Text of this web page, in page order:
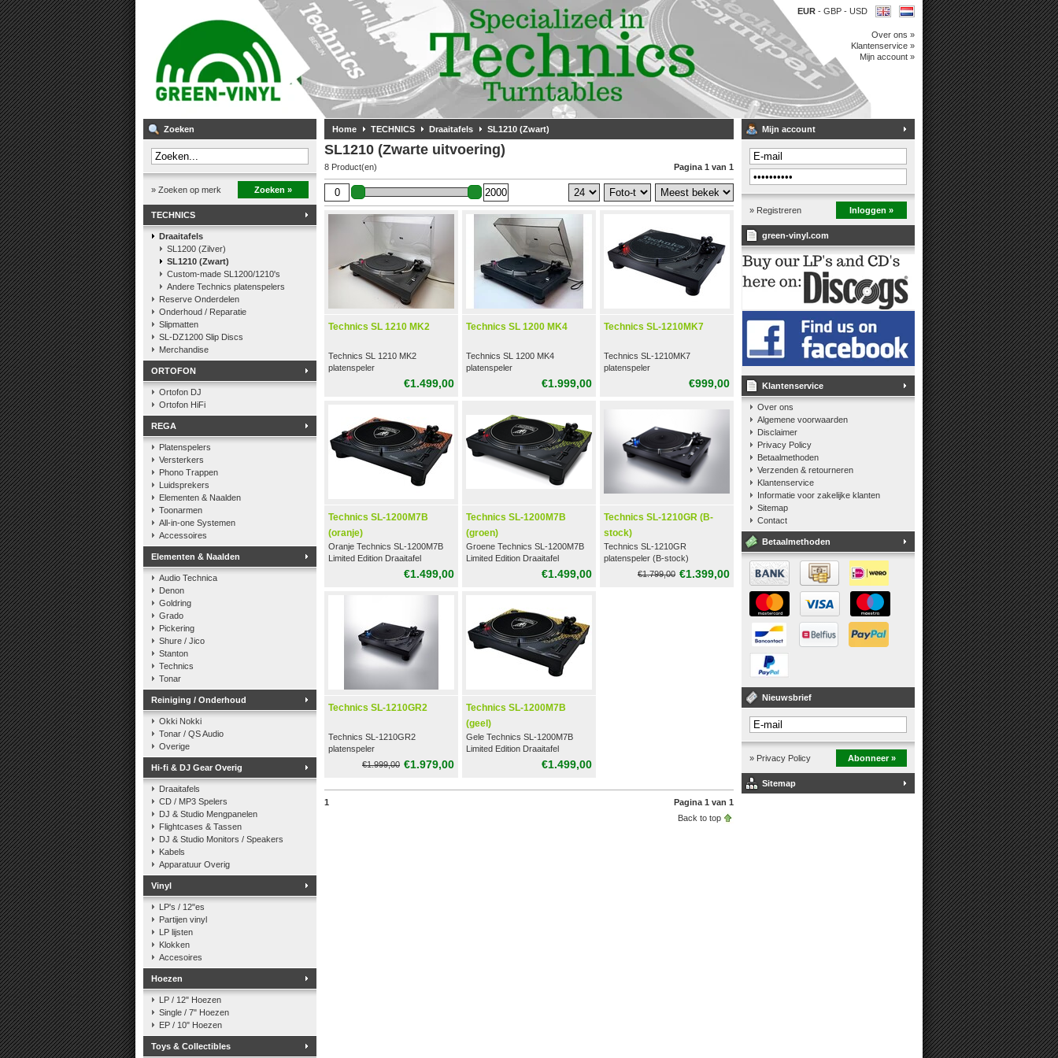
EUR - GBP - USD
Over ons »
Klantenservice »
Mijn account »
Zoeken
» Zoeken op merk Zoeken »
TECHNICS
Draaitafels
SL1200 (Zilver)
SL1210 (Zwart)
Custom-made SL1200/1210's
Andere Technics platenspelers
Reserve Onderdelen
Onderhoud / Reparatie
Slipmatten
SL-DZ1200 Slip Discs
Merchandise
ORTOFON
Ortofon DJ
Ortofon HiFi
REGA
Platenspelers
Versterkers
Phono Trappen
Luidsprekers
Elementen & Naalden
Toonarmen
All-in-one Systemen
Accessoires
Elementen & Naalden
Audio Technica
Denon
Goldring
Grado
Pickering
Shure / Jico
Stanton
Technics
Tonar
Reiniging / Onderhoud
Okki Nokki
Tonar / QS Audio
Overige
Hi-fi & DJ Gear Overig
Draaitafels
CD / MP3 Spelers
DJ & Studio Mengpanelen
Flightcases & Tassen
DJ & Studio Monitors / Speakers
Kabels
Apparatuur Overig
Vinyl
LP's / 12"es
Partijen vinyl
LP lijsten
Klokken
Accesoires
Hoezen
LP / 12" Hoezen
Single / 7" Hoezen
EP / 10" Hoezen
Toys & Collectibles
Home TECHNICS Draaitafels SL1210 (Zwart)
SL1210 (Zwarte uitvoering)
8 Product(en) Pagina 1 van 1
Technics SL 1210 MK2
Technics SL 1210 MK2
platenspeler
€1.499,00
Technics SL 1200 MK4
Technics SL 1200 MK4
platenspeler
€1.999,00
Technics SL-1210MK7
Technics SL-1210MK7
platenspeler
€999,00
Technics SL-1200M7B
(oranje)
Oranje Technics SL-1200M7B
Limited Edition Draaitafel
€1.499,00
Technics SL-1200M7B
(groen)
Groene Technics SL-1200M7B
Limited Edition Draaitafel
€1.499,00
Technics SL-1210GR (B-
stock)
Technics SL-1210GR
platenspeler (B-stock)
€1.399,00
€1.799,00
Technics SL-1210GR2
Technics SL-1210GR2
platenspeler
€1.979,00
€1.999,00
Technics SL-1200M7B
(geel)
Gele Technics SL-1200M7B
Limited Edition Draaitafel
€1.499,00
1
Pagina 1 van 1
Back to top
Mijn account
» Registreren Inloggen »
green-vinyl.com
Klantenservice
Over ons
Algemene voorwaarden
Disclaimer
Privacy Policy
Betaalmethoden
Verzenden & retourneren
Klantenservice
Informatie voor zakelijke klanten
Sitemap
Contact
Betaalmethoden
Nieuwsbrief
» Privacy Policy Abonneer »
Sitemap